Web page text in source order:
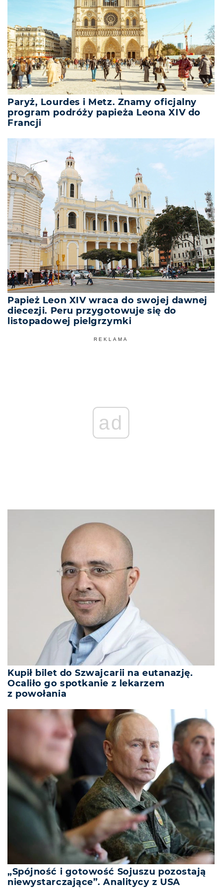
Paryż, Lourdes i Metz. Znamy oficjalny
program podróży papieża Leona XIV do
Francji
Papież Leon XIV wraca do swojej dawnej
diecezji. Peru przygotowuje się do
listopadowej pielgrzymki
REKLAMA
ad
Kupił bilet do Szwajcarii na eutanazję.
Ocaliło go spotkanie z lekarzem
z powołania
„Spójność i gotowość Sojuszu pozostają
niewystarczające”. Analitycy z USA